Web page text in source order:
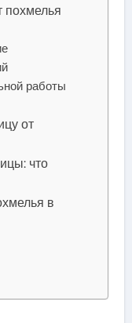
похмелья
работы
от
что
в